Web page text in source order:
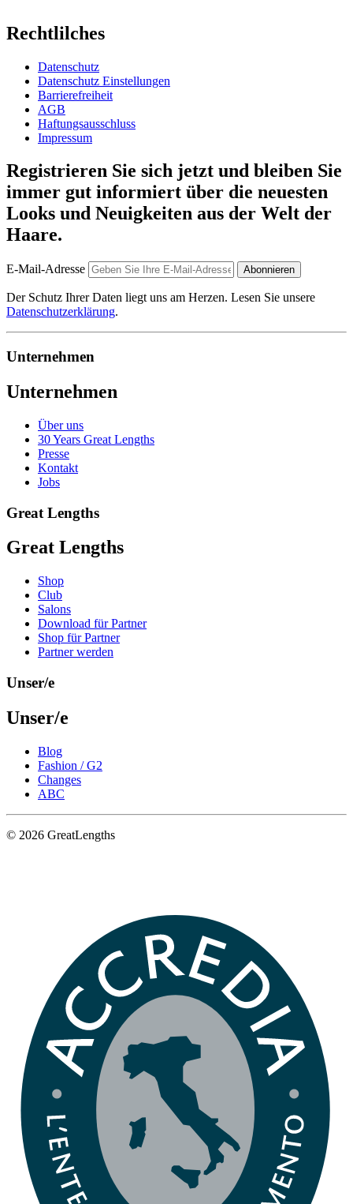
Rechtlilches
Datenschutz
Datenschutz Einstellungen
Barrierefreiheit
AGB
Haftungsausschluss
Impressum
Registrieren Sie sich jetzt und bleiben Sie
immer gut informiert über die neuesten
Looks und Neuigkeiten aus der Welt der
Haare.
E-Mail-Adresse Abonnieren
Der Schutz Ihrer Daten liegt uns am Herzen. Lesen Sie unsere
Datenschutzerklärung.
Unternehmen
Unternehmen
Über uns
30 Years Great Lengths
Presse
Kontakt
Jobs
Great Lengths
Great Lengths
Shop
Club
Salons
Download für Partner
Shop für Partner
Partner werden
Unser/e
Unser/e
Blog
Fashion / G2
Changes
ABC
© 2026 GreatLengths